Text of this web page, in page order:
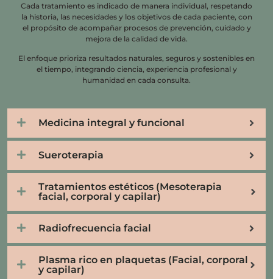
Cada tratamiento es indicado de manera individual, respetando
la historia, las necesidades y los objetivos de cada paciente, con
el propósito de acompañar procesos de prevención, cuidado y
mejora de la calidad de vida.
El enfoque prioriza resultados naturales, seguros y sostenibles en
el tiempo, integrando ciencia, experiencia profesional y
humanidad en cada consulta.
Medicina integral y funcional
Sueroterapia
Tratamientos estéticos (Mesoterapia
facial, corporal y capilar)
Radiofrecuencia facial
Plasma rico en plaquetas (Facial, corporal
y capilar)